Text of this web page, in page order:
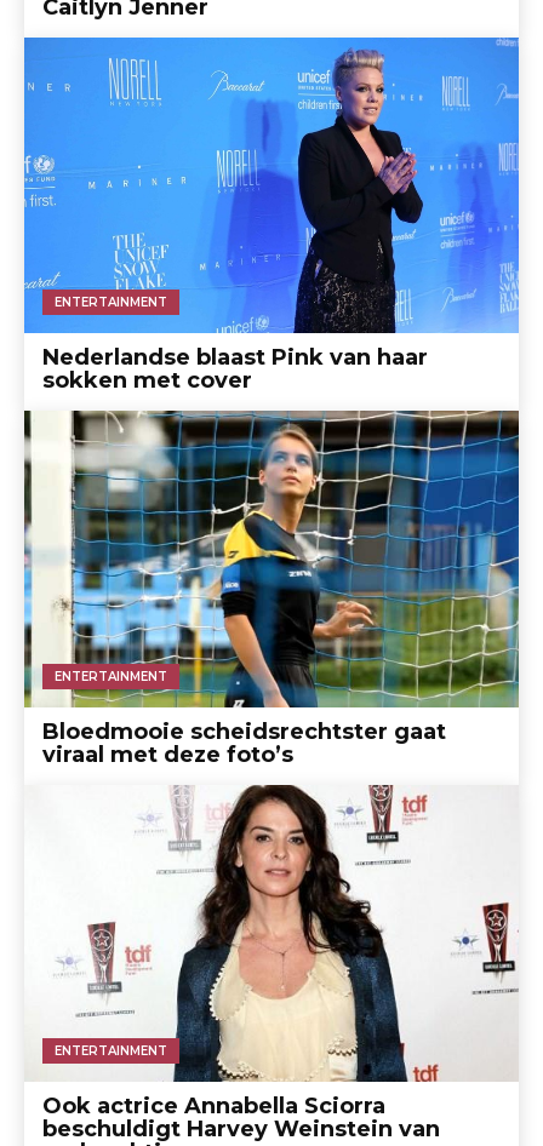
Caitlyn Jenner
ENTERTAINMENT
Nederlandse blaast Pink van haar
sokken met cover
ENTERTAINMENT
Bloedmooie scheidsrechtster gaat
viraal met deze foto’s
ENTERTAINMENT
Ook actrice Annabella Sciorra
beschuldigt Harvey Weinstein van